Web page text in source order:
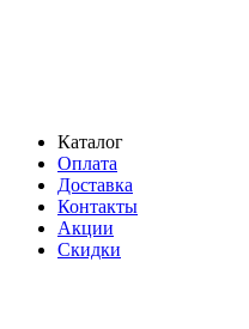
Каталог
Оплата
Доставка
Контакты
Акции
Скидки